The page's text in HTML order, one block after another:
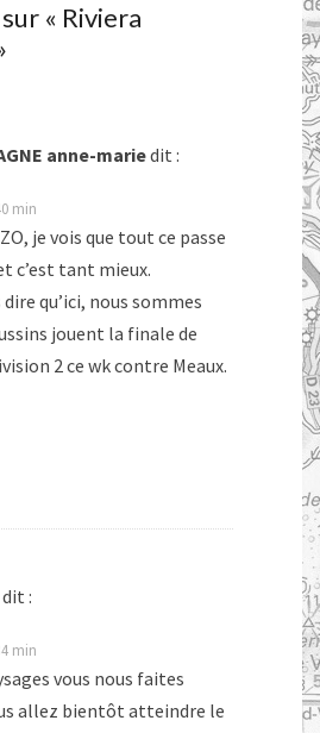
« Riviera
anne-mariedit :
min
je vois que tout ce passe
c’est tant mieux.
qu’ici, nous sommes
jouent la finale de
2 ce wk contre Meaux.
dit :
min
vous nous faites
allez bientôt atteindre le